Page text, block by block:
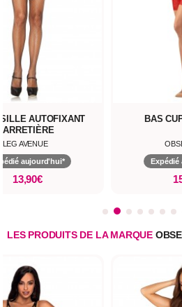
AUTOFIXANT
LEG AVENUE
aujourd'hui*
13,90€
BAS
LES PRODUITS DE LA MARQUE